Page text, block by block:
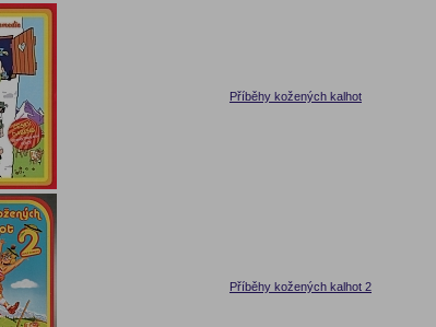
Příběhy kožených kalhot
Příběhy kožených kalhot 2